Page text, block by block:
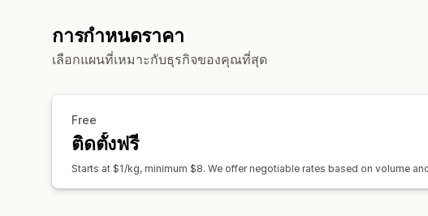
การกำหนดราคา
เลือกแผนที่เหมาะกับธุรกิจของคุณที่สุด
Free
ติดตั้งฟรี
Starts at $1/kg, minimum $8. We offer negotiable rates based on volume